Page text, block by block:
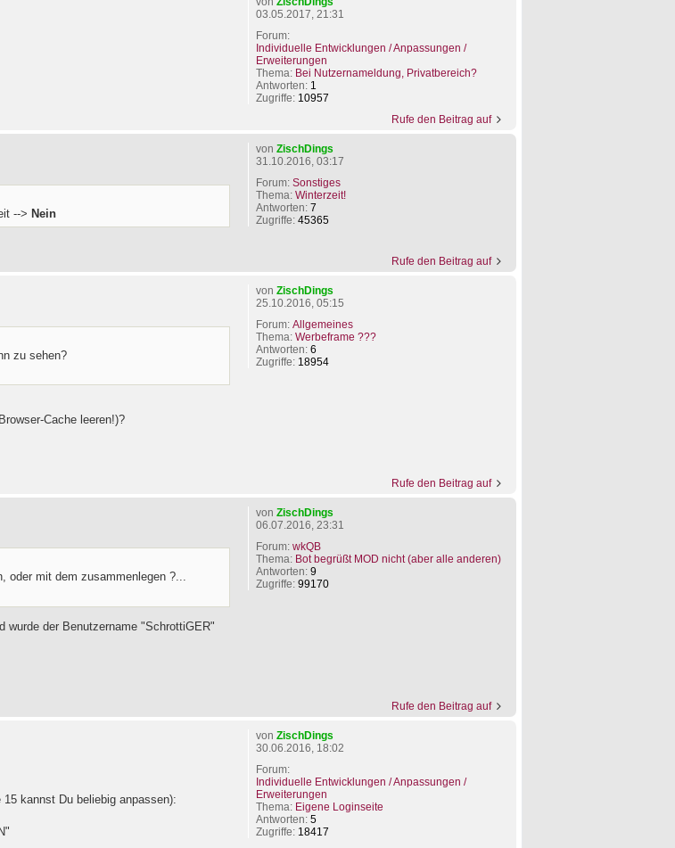
03.05.2017, 21:31
Forum:
Individuelle Entwicklungen / Anpassungen /
Erweiterungen
Thema: Bei Nutzernameldung, Privatbereich?
Antworten: 1
Zugriffe: 10957
Rufe den Beitrag auf
von ZischDings
31.10.2016, 03:17
Forum: Sonstiges
Thema: Winterzeit!
Antworten: 7
Zugriffe: 45365
--> Nein
Rufe den Beitrag auf
von ZischDings
25.10.2016, 05:15
Forum: Allgemeines
Thema: Werbeframe ???
Antworten: 6
Zugriffe: 18954
zu sehen?
Cache leeren!)?
Rufe den Beitrag auf
von ZischDings
06.07.2016, 23:31
Forum: wkQB
Thema: Bot begrüßt MOD nicht (aber alle anderen)
Antworten: 9
Zugriffe: 99170
oder mit dem zusammenlegen ?...
wurde der Benutzername "SchrottiGER"
Rufe den Beitrag auf
von ZischDings
30.06.2016, 18:02
Forum:
Individuelle Entwicklungen / Anpassungen /
Erweiterungen
Thema: Eigene Loginseite
Antworten: 5
Zugriffe: 18417
kannst Du beliebig anpassen):